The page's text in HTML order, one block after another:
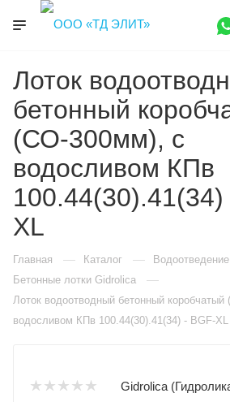
Лоток
бетонный
(СО-300мм), с
водосливом КПв
XL
Главная — Каталог — Водоотведение
Бетонные лотки Gidrolica —
Лоток водоотводный бетонный
водосливом КПв 100.44(30).41(34) - BGF-XL
Gidrolica